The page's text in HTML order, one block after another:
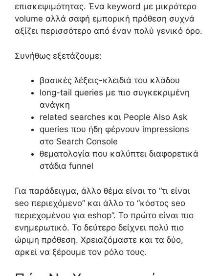
επισκεψιμότητας. Ένα keyword με μικρότερο
volume αλλά σαφή εμπορική πρόθεση συχνά
αξίζει περισσότερο από έναν πολύ γενικό όρο.
Συνήθως εξετάζουμε:
βασικές λέξεις-κλειδιά του κλάδου
long-tail queries με πιο συγκεκριμένη
ανάγκη
related searches και People Also Ask
queries που ήδη φέρνουν impressions
στο Search Console
θεματολογία που καλύπτει διαφορετικά
στάδια funnel
Για παράδειγμα, άλλο θέμα είναι το “τι είναι
seo περιεχόμενο” και άλλο το “κόστος seo
περιεχομένου για eshop”. Το πρώτο είναι πιο
ενημερωτικό. Το δεύτερο δείχνει πολύ πιο
ώριμη πρόθεση. Χρειαζόμαστε και τα δύο,
αρκεί να ξέρουμε τον ρόλο τους.